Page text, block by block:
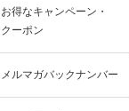
お得なキャンペーン・
クーポン
メルマガバックナンバー